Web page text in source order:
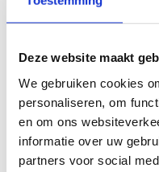
Deze website maakt
We gebruiken cookies
personaliseren, om
en om ons
informatie over uw
partners voor social
3 grote
Met het Spakki
een krachtige tool in